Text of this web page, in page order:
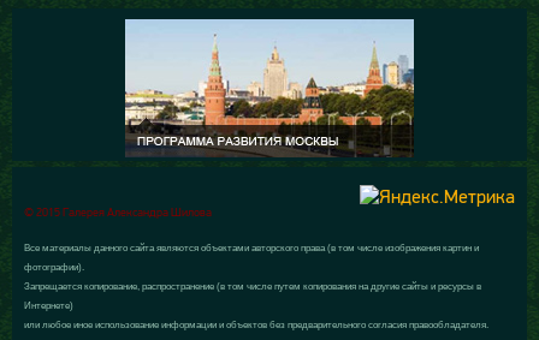
© 2015 Галерея Александра Шилова
Все материалы данного сайта являются объектами авторского права (в том числе изображения картин и
фотографии).
Запрещается копирование, распространение (в том числе путем копирования на другие сайты и ресурсы в
Интернете)
или любое иное использование информации и объектов без предварительного согласия правообладателя.